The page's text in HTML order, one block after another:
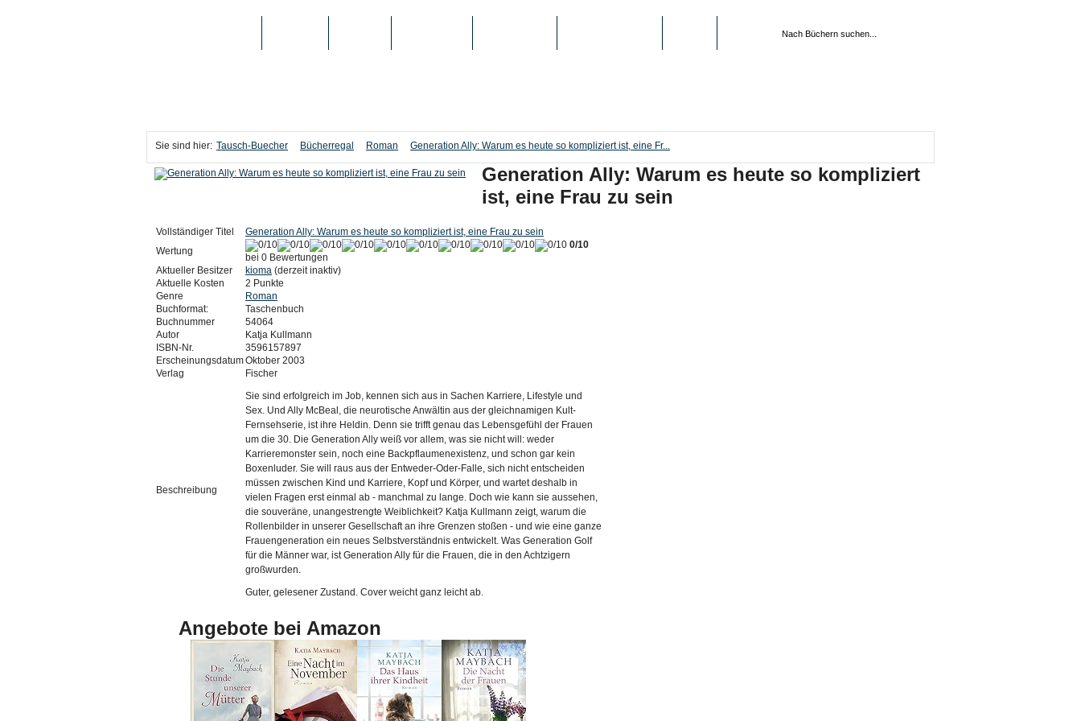
Sie sind hier: Tausch-Buecher Bücherregal Roman Generation Ally: Warum es heute so kompliziert ist, eine Fr...
Generation Ally: Warum es heute so kompliziert
ist, eine Frau zu sein
Vollständiger Titel
Generation Ally: Warum es heute so kompliziert ist, eine Frau zu sein
Wertung
0/10
bei 0 Bewertungen
Aktueller Besitzer
kioma (derzeit inaktiv)
Aktuelle Kosten
2 Punkte
Genre
Roman
Buchformat:
Taschenbuch
Buchnummer
54064
Autor
Katja Kullmann
ISBN-Nr.
3596157897
ErscheinungsdatumOktober 2003
Verlag
Fischer
Beschreibung
Sie sind erfolgreich im Job, kennen sich aus in Sachen Karriere, Lifestyle und
Sex. Und Ally McBeal, die neurotische Anwältin aus der gleichnamigen Kult-
Fernsehserie, ist ihre Heldin. Denn sie trifft genau das Lebensgefühl der Frauen
um die 30. Die Generation Ally weiß vor allem, was sie nicht will: weder
Karrieremonster sein, noch eine Backpflaumenexistenz, und schon gar kein
Boxenluder. Sie will raus aus der Entweder-Oder-Falle, sich nicht entscheiden
müssen zwischen Kind und Karriere, Kopf und Körper, und wartet deshalb in
vielen Fragen erst einmal ab - manchmal zu lange. Doch wie kann sie aussehen,
die souveräne, unangestrengte Weiblichkeit? Katja Kullmann zeigt, warum die
Rollenbilder in unserer Gesellschaft an ihre Grenzen stoßen - und wie eine ganze
Frauengeneration ein neues Selbstverständnis entwickelt. Was Generation Golf
für die Männer war, ist Generation Ally für die Frauen, die in den Achtzigern
großwurden.
Guter, gelesener Zustand. Cover weicht ganz leicht ab.
Angebote bei Amazon